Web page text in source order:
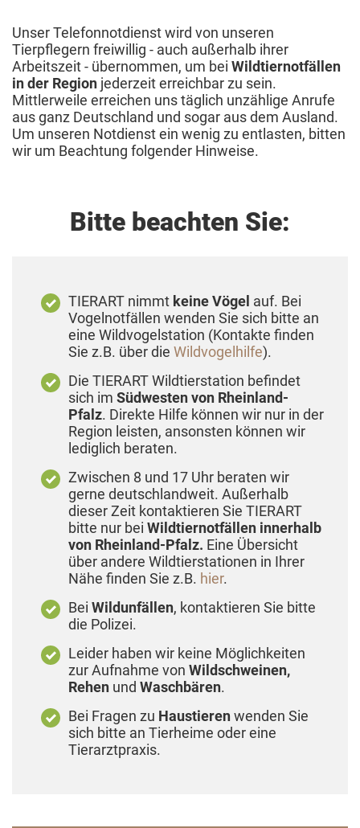
Unser Telefonnotdienst wird von unseren
Tierpflegern freiwillig - auch außerhalb ihrer
Arbeitszeit - übernommen, um bei Wildtiernotfällen
in der Region jederzeit erreichbar zu sein.
Mittlerweile erreichen uns täglich unzählige Anrufe
aus ganz Deutschland und sogar aus dem Ausland.
Um unseren Notdienst ein wenig zu entlasten, bitten
wir um Beachtung folgender Hinweise.
Bitte beachten Sie:
TIERART nimmt keine Vögel auf. Bei
Vogelnotfällen wenden Sie sich bitte an
eine Wildvogelstation (Kontakte finden
Sie z.B. über die Wildvogelhilfe).
Die TIERART Wildtierstation befindet
sich im Südwesten von Rheinland-
Pfalz. Direkte Hilfe können wir nur in der
Region leisten, ansonsten können wir
lediglich beraten.
Zwischen 8 und 17 Uhr beraten wir
gerne deutschlandweit. Außerhalb
dieser Zeit kontaktieren Sie TIERART
bitte nur bei Wildtiernotfällen innerhalb
von Rheinland-Pfalz. Eine Übersicht
über andere Wildtierstationen in Ihrer
Nähe finden Sie z.B. hier.
Bei Wildunfällen, kontaktieren Sie bitte
die Polizei.
Leider haben wir keine Möglichkeiten
zur Aufnahme von Wildschweinen,
Rehen und Waschbären.
Bei Fragen zu Haustierenwenden Sie
sich bitte an Tierheime oder eine
Tierarztpraxis.